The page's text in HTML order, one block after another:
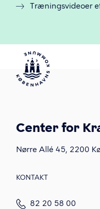
Træningsvideoer
Center for
Nørre Allé 45, 2200
KONTAKT
82 20 58 00